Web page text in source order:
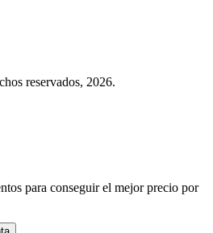
reservados, 2026.
para conseguir el mejor precio por